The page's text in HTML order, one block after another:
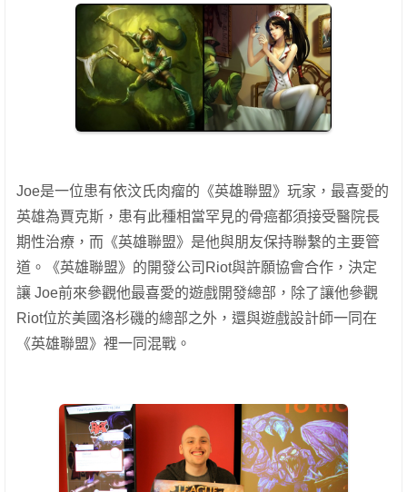
Joe是一位患有依汶氏肉瘤的《英雄聯盟》玩家，最喜愛的
英雄為賈克斯，患有此種相當罕見的骨癌都須接受醫院長
期性治療，而《英雄聯盟》是他與朋友保持聯繫的主要管
道。《英雄聯盟》的開發公司Riot與許願協會合作，決定
讓 Joe前來參觀他最喜愛的遊戲開發總部，除了讓他參觀
Riot位於美國洛杉磯的總部之外，還與遊戲設計師一同在
《英雄聯盟》裡一同混戰。